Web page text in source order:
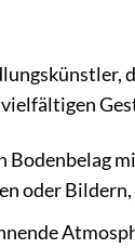
Bodenbelag
oder